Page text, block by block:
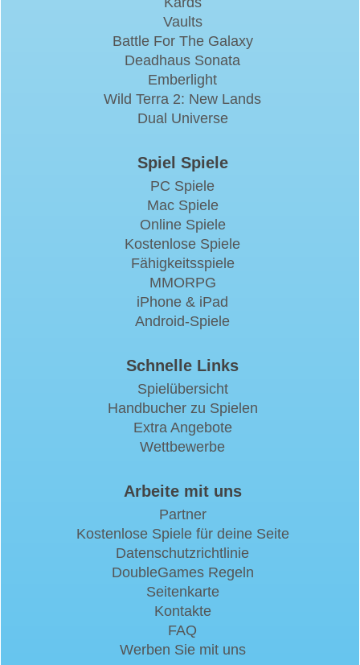
Vaults
Battle For The Galaxy
Deadhaus Sonata
Emberlight
Wild Terra 2: New Lands
Dual Universe
Spiel Spiele
PC Spiele
Mac Spiele
Online Spiele
Kostenlose Spiele
Fähigkeitsspiele
MMORPG
iPhone & iPad
Android-Spiele
Schnelle Links
Spielübersicht
Handbucher zu Spielen
Extra Angebote
Wettbewerbe
Arbeite mit uns
Partner
Kostenlose Spiele für deine Seite
Datenschutzrichtlinie
DoubleGames Regeln
Seitenkarte
Kontakte
FAQ
Werben Sie mit uns